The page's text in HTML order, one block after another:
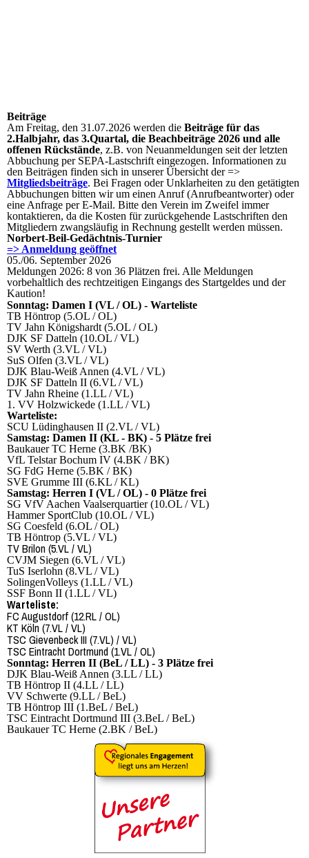
Beiträge
Am Freitag, den 31.07.2026 werden die Beiträge für das
2.Halbjahr, das 3.Quartal, die Beachbeiträge 2026 und alle
offenen Rückstände, z.B. von Neuanmeldungen seit der letzten
Abbuchung per SEPA-Lastschrift eingezogen. Informationen zu
den Beiträgen finden sich in unserer Übersicht der =>
Mitgliedsbeiträge. Bei Fragen oder Unklarheiten zu den getätigten
Abbuchungen bitten wir um einen Anruf (Anrufbeantworter) oder
eine Anfrage per E-Mail. Bitte den Verein im Zweifel immer
kontaktieren, da die Kosten für zurückgehende Lastschriften den
Mitgliedern zwangsläufig in Rechnung gestellt werden müssen.
Norbert-Beil-Gedächtnis-Turnier
=> Anmeldung geöffnet
05./06. September 2026
Meldungen 2026: 8 von 36 Plätzen frei. Alle Meldungen
vorbehaltlich des rechtzeitigen Eingangs des Startgeldes und der
Kaution!
Sonntag: Damen I (VL / OL) - Warteliste
TB Höntrop (5.OL / OL)
TV Jahn Königshardt (5.OL / OL)
DJK SF Datteln (10.OL / VL)
SV Werth (3.VL / VL)
SuS Olfen (3.VL / VL)
DJK Blau-Weiß Annen (4.VL / VL)
DJK SF Datteln II (6.VL / VL)
TV Jahn Rheine (1.LL / VL)
1. VV Holzwickede (1.LL / VL)
Warteliste:
SCU Lüdinghausen II (2.VL / VL)
Samstag: Damen II (KL - BK) - 5 Plätze frei
Baukauer TC Herne (3.BK /BK)
VfL Telstar Bochum IV (4.BK / BK)
SG FdG Herne (5.BK / BK)
SVE Grumme III (6.KL / KL)
Samstag: Herren I (VL / OL) - 0 Plätze frei
SG VfV Aachen Vaalserquartier (10.OL / VL)
Hammer SportClub (10.OL / VL)
SG Coesfeld (6.OL / OL)
TB Höntrop (5.VL / VL)
TV Brilon (5.VL / VL)
CVJM Siegen (6.VL / VL)
TuS Iserlohn (8.VL / VL)
SolingenVolleys (1.LL / VL)
SSF Bonn II (1.LL / VL)
Warteliste:
FC Augustdorf (12.RL / OL)
KT Köln (7.VL / VL)
TSC Gievenbeck III (7.VL) / VL)
TSC Eintracht Dortmund (1.VL / OL)
Sonntag: Herren II (BeL / LL) - 3 Plätze frei
DJK Blau-Weiß Annen (3.LL / LL)
TB Höntrop II (4.LL / LL)
VV Schwerte (9.LL / BeL)
TB Höntrop III (1.BeL / BeL)
TSC Eintracht Dortmund III (3.BeL / BeL)
Baukauer TC Herne (2.BK / BeL)